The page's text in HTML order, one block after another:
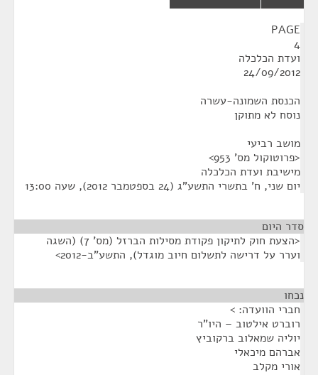
PAGE
4
ועדת הכלכלה
24/09/2012
הכנסת השמונה-עשרה
נוסח לא מתוקן
מושב רביעי
<פרוטוקול מס' 953>
מישיבת ועדת הכלכלה
יום שני, ח' בתשרי התשע"ג (24 בספטמבר 2012), שעה 13:00
סדר היום
<הצעת חוק לתיקון פקודת מסילות הברזל (מס' 7) (השגה
וערר על דרישה לתשלום חיוב מוגדל), התשע"ב-2012>
נכחו
חברי הוועדה: >
רוברט אילטוב – היו"ר
יוליה שמאלוב ברקוביץ
אברהם מיכאלי
אורי מקלב